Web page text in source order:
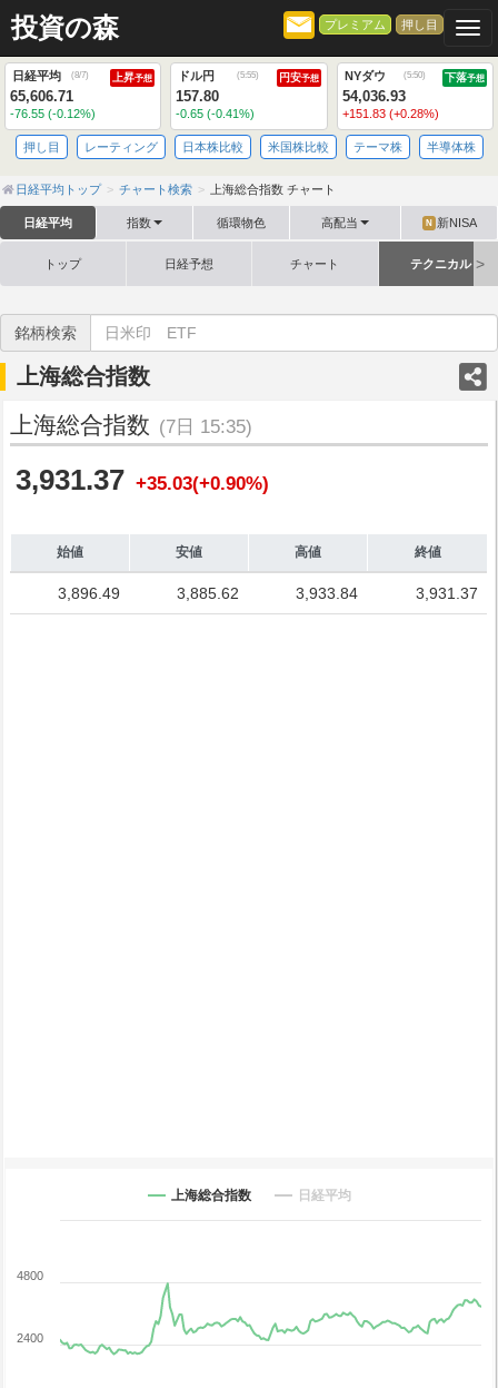
投資の森 プレミアム 押し目
日経平均 (8/7) 上昇予想
65,606.71
-76.55 (-0.12%)
ドル円 (5:55) 円安予想
157.80
-0.65 (-0.41%)
NYダウ (5:50) 下落予想
54,036.93
+151.83 (+0.28%)
押し目 レーティング 日本株比較 米国株比較 テーマ株 半導体株
日経平均トップ チャート検索 上海総合指数 チャート
日経平均 指数 循環物色 高配当 N 新NISA
トップ 日経予想 チャート テクニカル
銘柄検索
上海総合指数
上海総合指数 (7日 15:35)
3,931.37 +35.03(+0.90%)
始値 安値 高値 終値
3,896.49 3,885.62 3,933.84 3,931.37
2400
4800
上海総合指数 日経平均